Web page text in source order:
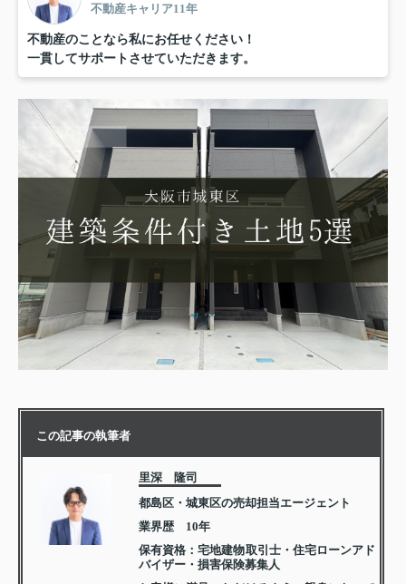
不動産キャリア11年
不動産のことなら私にお任せください！
一貫してサポートさせていただきます。
この記事の執筆者
里深 隆司
都島区・城東区の売却担当エージェント
業界歴 10年
保有資格：宅地建物取引士・住宅ローンアド
バイザー・損害保険募集人